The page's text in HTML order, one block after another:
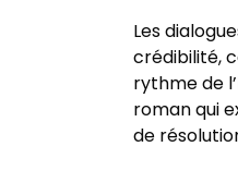
Les
crédibilité,
rythme de
roman qui
de